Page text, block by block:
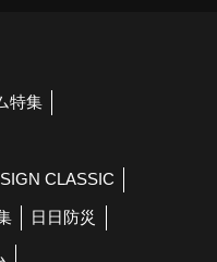
特集
CLASSIC
日日防災